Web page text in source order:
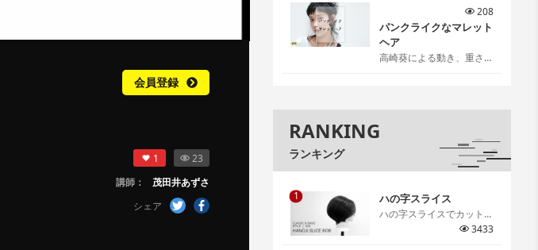
会員登録
1
23
講師：
茂田井あずさ
シェア
ショートスタイル。 伊藤
ならではの可愛いの見つけ
方、お伝えします。[…]
パンクライクなマレット
ヘア
高崎葵による動き、重さ、
208
RANKING
ランキング
1 ハの字スライス
ハの字スライスでカットす
るグラデーションボブ。ハ
3433